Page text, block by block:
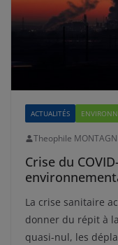
ACTUALITÉS
Theophile
Crise du
La crise sanitaire
donner du répit à
quasi-nul, les